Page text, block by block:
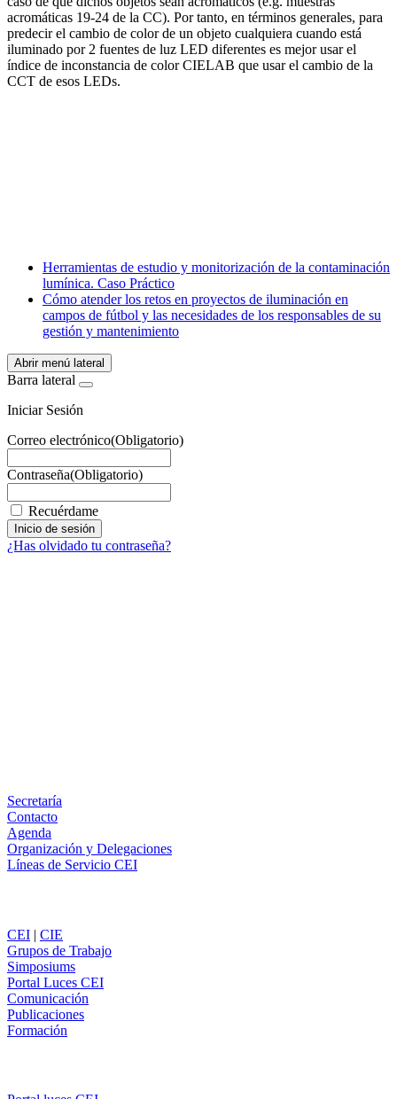
acromáticas 19-24 de la CC). Por tanto, en términos generales, para
predecir el cambio de color de un objeto cualquiera cuando está
iluminado por 2 fuentes de luz LED diferentes es mejor usar el
índice de inconstancia de color CIELAB que usar el cambio de la
CCT de esos LEDs.
WhatsApp
Herramientas de estudio y monitorización de la contaminación
lumínica. Caso Práctico
Cómo atender los retos en proyectos de iluminación en
campos de fútbol y las necesidades de los responsables de su
gestión y mantenimiento
Abrir menú lateral
Barra lateral
Iniciar Sesión
Correo electrónico(Obligatorio)
Contraseña(Obligatorio)
Recuérdame
¿Has olvidado tu contraseña?
Secretaría
Contacto
Agenda
Organización y Delegaciones
Líneas de Servicio CEI
CEI | CIE
Grupos de Trabajo
Simposiums
Portal Luces CEI
Comunicación
Publicaciones
Formación